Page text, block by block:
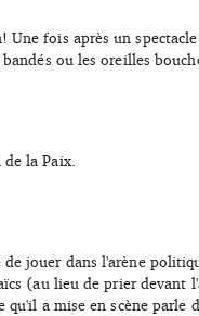
Une fois après un
ou les oreilles
la Paix.
jouer dans l'arène
(au lieu de prier
qu'il a mise en scène